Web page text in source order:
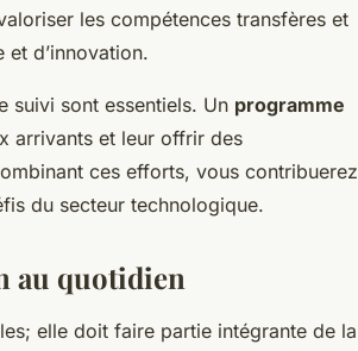
les compétences transfères et
d’innovation.
suivi sont essentiels. Un programme
arrivants et leur offrir des
ces efforts, vous contribuerez
du secteur technologique.
au quotidien
elle doit faire partie intégrante de la